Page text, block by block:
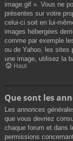
image.gif ». Vous ne
présentes sur votre
celui-ci soit en lui-
images hébergées
comme par exemple
ou de Yahoo, les sites
une image, utilisez la
Haut
Que sont les
Les annonces
que vous devriez
chaque forum et dans
permissions